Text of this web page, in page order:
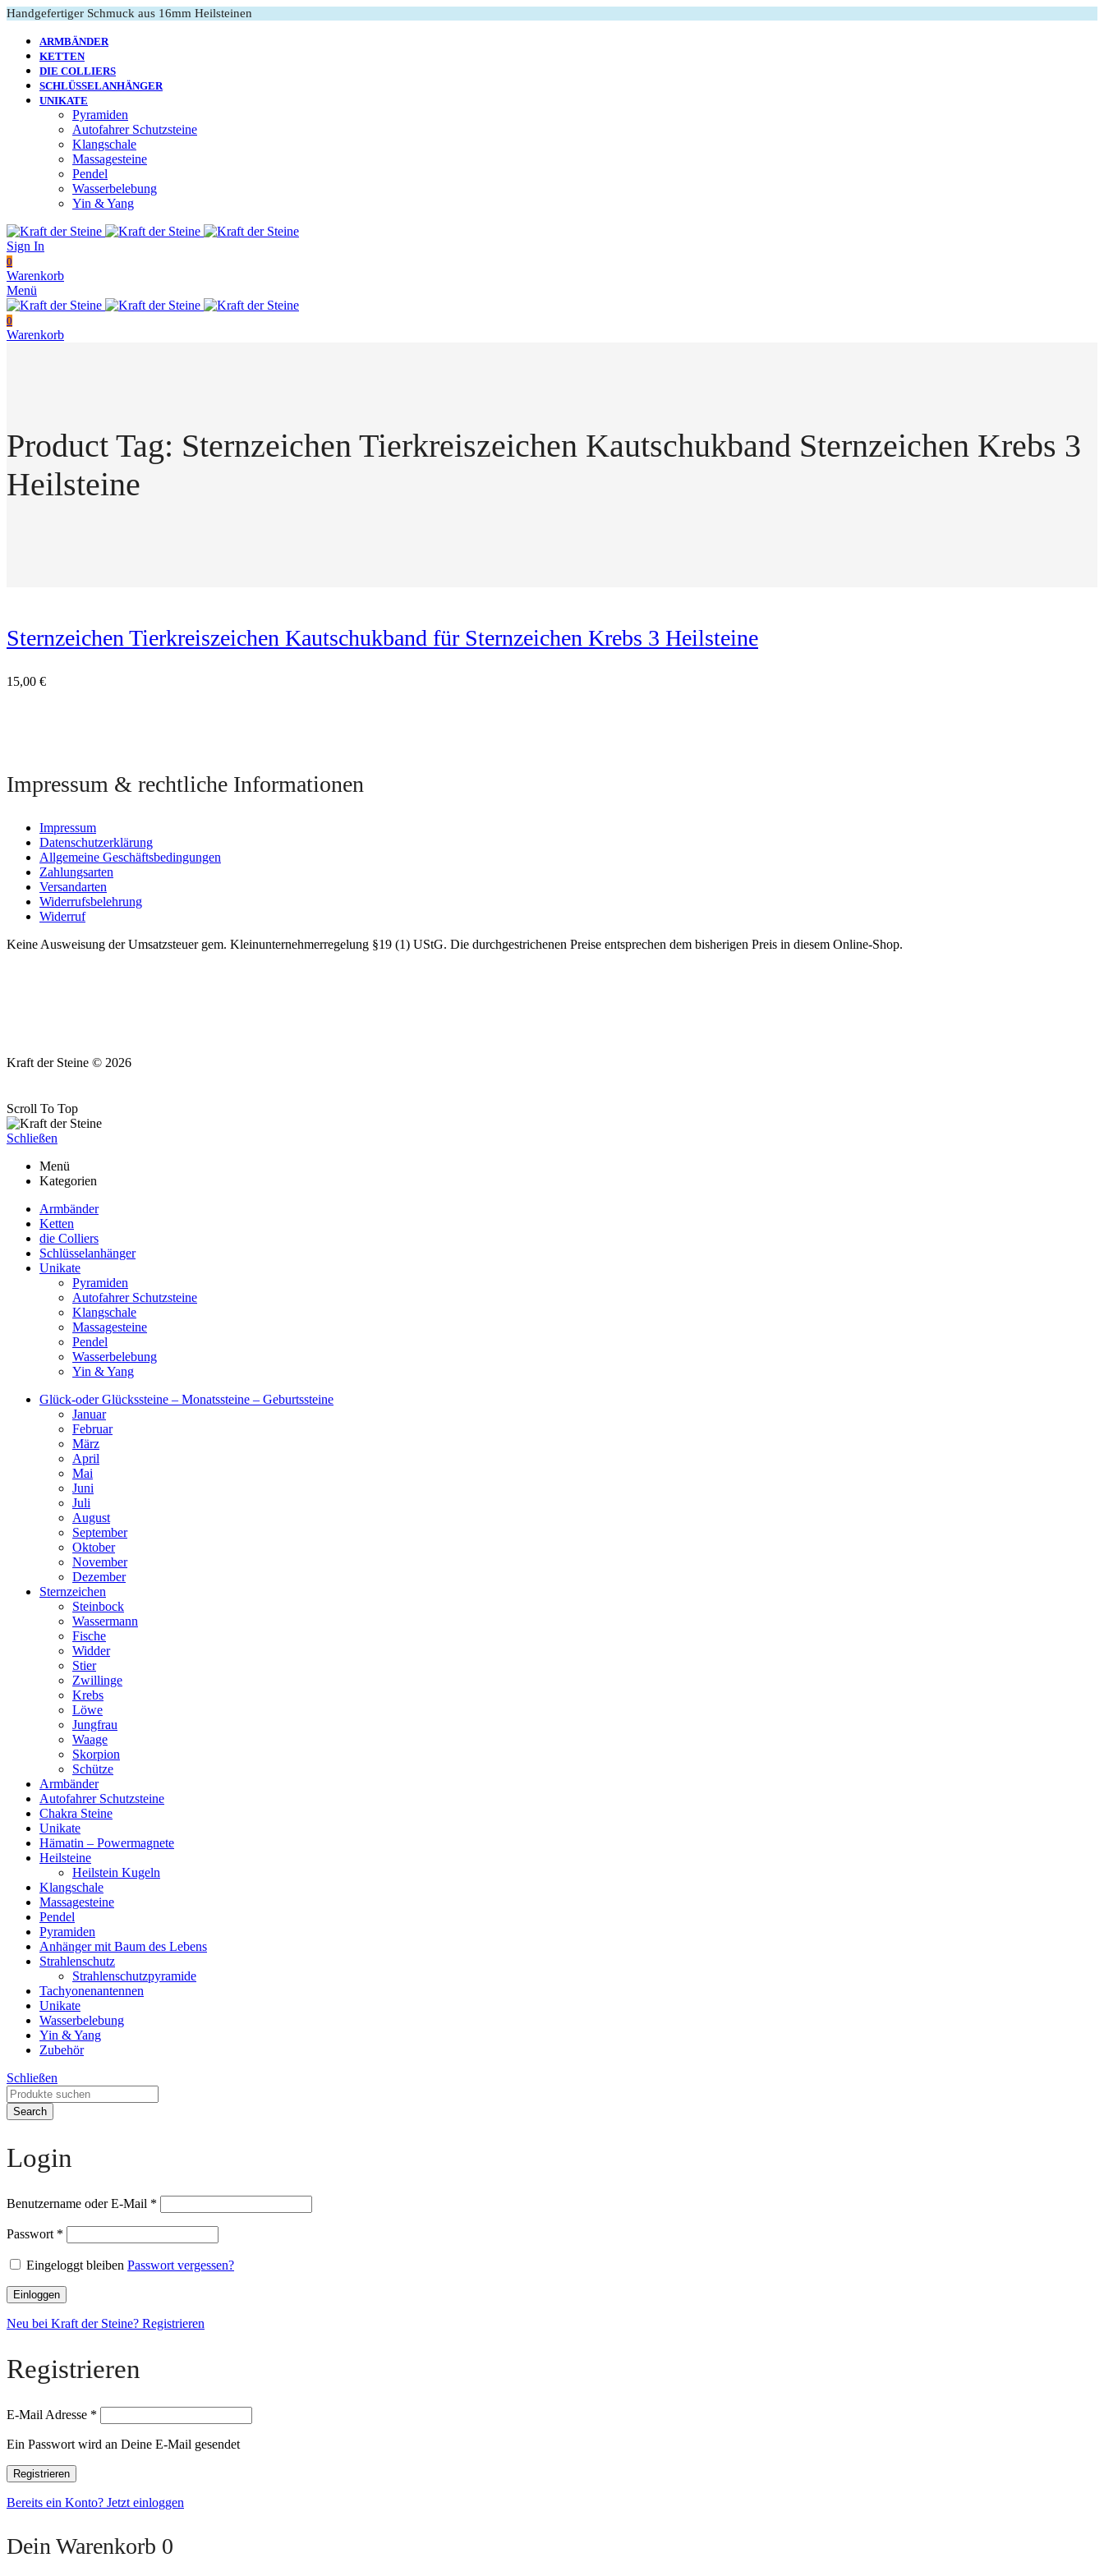
Handgefertiger Schmuck aus 16mm Heilsteinen
ARMBÄNDER
KETTEN
DIE COLLIERS
SCHLÜSSELANHÄNGER
UNIKATE
Pyramiden
Autofahrer Schutzsteine
Klangschale
Massagesteine
Pendel
Wasserbelebung
Yin & Yang
Sign In
0
Warenkorb
Menü
0
Warenkorb
Product Tag: Sternzeichen Tierkreiszeichen Kautschukband Sternzeichen Krebs 3
Heilsteine
Sternzeichen Tierkreiszeichen Kautschukband für Sternzeichen Krebs 3 Heilsteine
15,00 €
Impressum & rechtliche Informationen
Impressum
Datenschutzerklärung
Allgemeine Geschäftsbedingungen
Zahlungsarten
Versandarten
Widerrufsbelehrung
Widerruf
Keine Ausweisung der Umsatzsteuer gem. Kleinunternehmerregelung §19 (1) UStG. Die durchgestrichenen Preise entsprechen dem bisherigen Preis in diesem Online-Shop.
Kraft der Steine © 2026
Scroll To Top
Schließen
Menü
Kategorien
Armbänder
Ketten
die Colliers
Schlüsselanhänger
Unikate
Pyramiden
Autofahrer Schutzsteine
Klangschale
Massagesteine
Pendel
Wasserbelebung
Yin & Yang
Glück-oder Glückssteine – Monatssteine – Geburtssteine
Januar
Februar
März
April
Mai
Juni
Juli
August
September
Oktober
November
Dezember
Sternzeichen
Steinbock
Wassermann
Fische
Widder
Stier
Zwillinge
Krebs
Löwe
Jungfrau
Waage
Skorpion
Schütze
Armbänder
Autofahrer Schutzsteine
Chakra Steine
Unikate
Hämatin – Powermagnete
Heilsteine
Heilstein Kugeln
Klangschale
Massagesteine
Pendel
Pyramiden
Anhänger mit Baum des Lebens
Strahlenschutz
Strahlenschutzpyramide
Tachyonenantennen
Unikate
Wasserbelebung
Yin & Yang
Zubehör
Schließen
Search
Login
Benutzername oder E-Mail *
Passwort *
Eingeloggt bleiben Passwort vergessen?
Einloggen
Neu bei Kraft der Steine? Registrieren
Registrieren
E-Mail Adresse *
Ein Passwort wird an Deine E-Mail gesendet
Registrieren
Bereits ein Konto? Jetzt einloggen
Dein Warenkorb 0